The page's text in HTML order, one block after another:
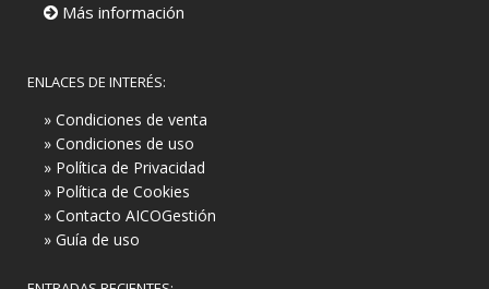
Más información
ENLACES DE INTERÉS:
» Condiciones de venta
» Condiciones de uso
» Política de Privacidad
» Política de Cookies
» Contacto AICOGestión
» Guía de uso